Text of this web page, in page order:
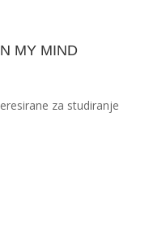
MY MIND
za studiranje